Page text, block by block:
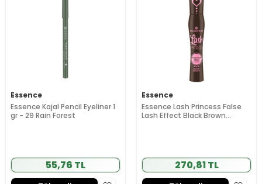
Essence
Essence Kajal Pencil Eyeliner 1
gr - 29 Rain Forest
55,76 TL
Essence
Essence Lash Princess False
Lash Effect Black Brown
270,81 TL